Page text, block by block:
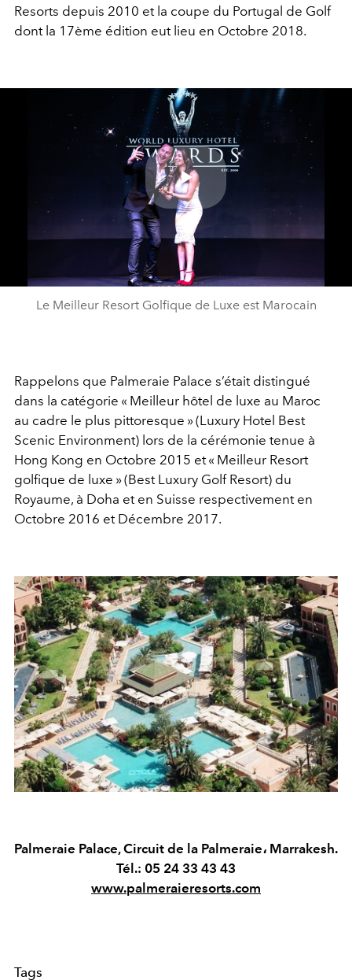
Resorts depuis 2010 et la coupe du Portugal de Golf
dont la 17ème édition eut lieu en Octobre 2018.
Play
Video
Le Meilleur Resort Golfique de Luxe est Marocain
Rappelons que Palmeraie Palace s’était distingué
dans la catégorie « Meilleur hôtel de luxe au Maroc
au cadre le plus pittoresque » (Luxury Hotel Best
Scenic Environment) lors de la cérémonie tenue à
Hong Kong en Octobre 2015 et « Meilleur Resort
golfique de luxe » (Best Luxury Golf Resort) du
Royaume, à Doha et en Suisse respectivement en
Octobre 2016 et Décembre 2017.
Palmeraie Palace, Circuit de la Palmeraie، Marrakesh.
Tél.: 05 24 33 43 43
www.palmeraieresorts.com
Tags